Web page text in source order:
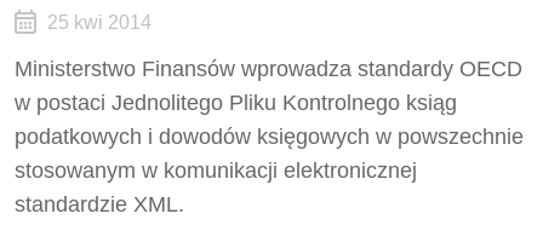
25 kwi 2014
Ministerstwo Finansów wprowadza standardy OECD
w postaci Jednolitego Pliku Kontrolnego ksiąg
podatkowych i dowodów księgowych w powszechnie
stosowanym w komunikacji elektronicznej
standardzie XML.